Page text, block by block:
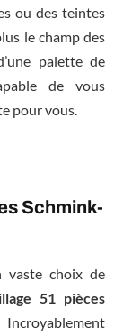
ou des teintes
le champ des
palette de
de vous
pour vous.
Schmink-
vaste choix de
51 pièces